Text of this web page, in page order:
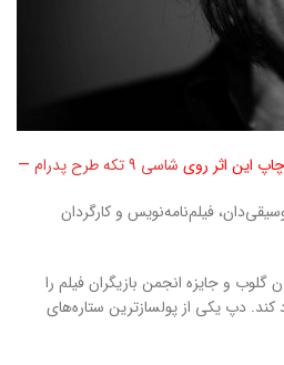
این اثر روی شاسی 9 تکه طرح پدرام
—
فیلم‌نامه‌نویس و کارگردان
گلوب و جایزه انجمن بازیگران فیلم را
کند. دپ یکی از پولسازترین ستاره‌های